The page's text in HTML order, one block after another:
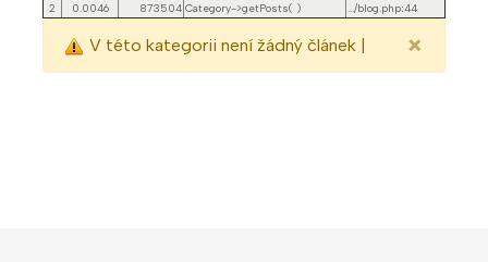
2
0.0046 873504 Category->getPosts( ) .../blog.php:44
×
V této kategorii není žádný článek |